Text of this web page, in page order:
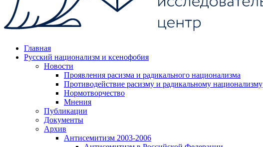
Главная
Русский национализм и ксенофобия
Новости
Проявления расизма и радикального национализма
Противодействие расизму и радикальному национализму
Нормотворчество
Мнения
Публикации
Документы
Архив
Антисемитизм 2003-2006